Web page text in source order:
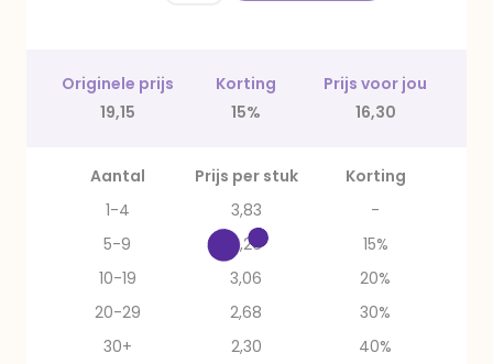
Originele prijs Korting
Prijs voor jou
19,15
15% 16,30
Aantal Prijs per stuk
Korting
1-4
3,83
-
5-9
3,26
15%
10-19
3,06
20%
20-29
2,68
30%
30+
2,30 40%